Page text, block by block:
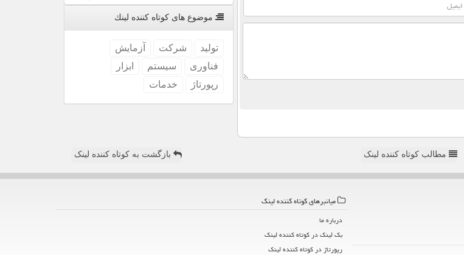
موضوع های كوتاه كننده لینك
تولید شركت
آزمایش
فناوری
سیستم
ابزار
رپورتاژ
خدمات
مطالب کوتاه کننده لینک بازگشت به کوتاه کننده لینک
میانبرهای كوتاه كننده لینك
درباره ما
بک لینک در كوتاه كننده لینك
رپورتاژ در كوتاه كننده لینك